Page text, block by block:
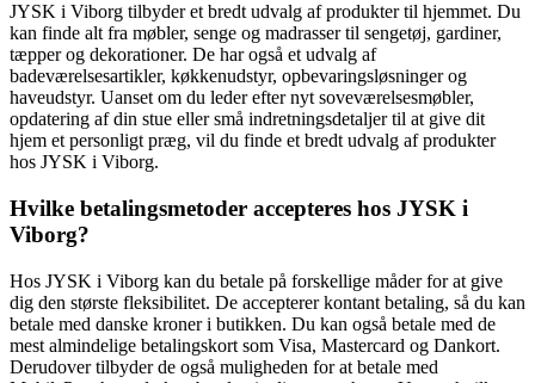
JYSK i Viborg tilbyder et bredt udvalg af produkter til hjemmet. Du
kan finde alt fra møbler, senge og madrasser til sengetøj, gardiner,
tæpper og dekorationer. De har også et udvalg af
badeværelsesartikler, køkkenudstyr, opbevaringsløsninger og
haveudstyr. Uanset om du leder efter nyt soveværelsesmøbler,
opdatering af din stue eller små indretningsdetaljer til at give dit
hjem et personligt præg, vil du finde et bredt udvalg af produkter
hos JYSK i Viborg.
Hvilke betalingsmetoder accepteres hos JYSK i
Viborg?
Hos JYSK i Viborg kan du betale på forskellige måder for at give
dig den største fleksibilitet. De accepterer kontant betaling, så du kan
betale med danske kroner i butikken. Du kan også betale med de
mest almindelige betalingskort som Visa, Mastercard og Dankort.
Derudover tilbyder de også muligheden for at betale med